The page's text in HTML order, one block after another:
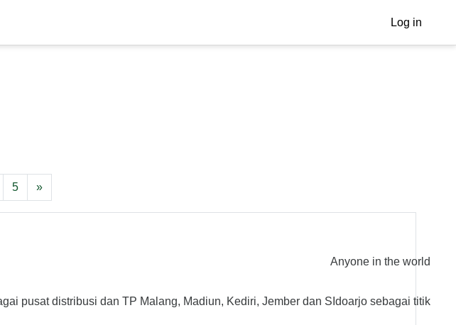
Log in
4
5Page 5
»Next page
Anyone in the world
pusat distribusi dan TP Malang, Madiun, Kediri, Jember dan SIdoarjo sebagai titik